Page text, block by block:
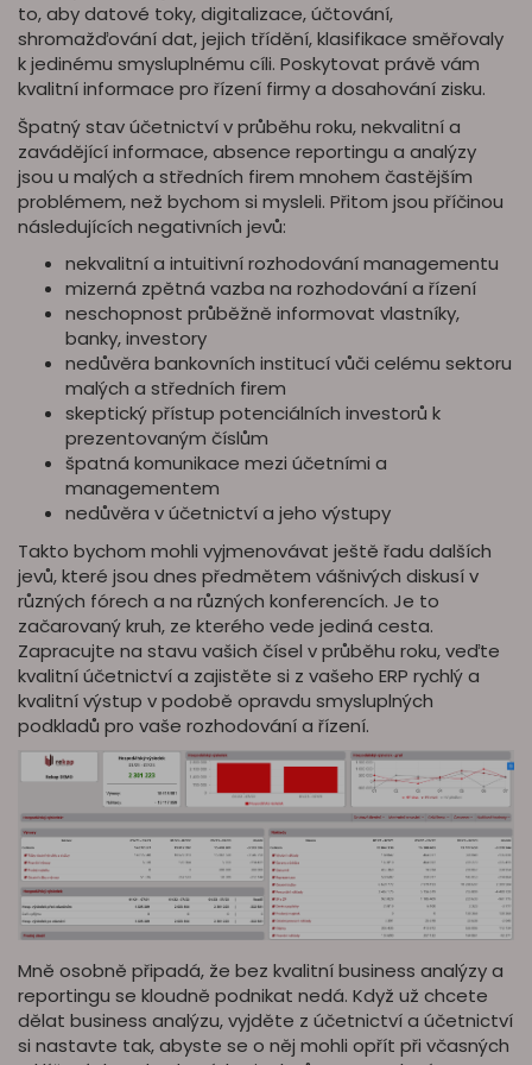
to, aby datové toky, digitalizace, účtování,
shromažďování dat, jejich třídění, klasifikace směřovaly
k jedinému smysluplnému cíli. Poskytovat právě vám
kvalitní informace pro řízení firmy a dosahování zisku.
Špatný stav účetnictví v průběhu roku, nekvalitní a
zavádějící informace, absence reportingu a analýzy
jsou u malých a středních firem mnohem častějším
problémem, než bychom si mysleli. Přitom jsou příčinou
následujících negativních jevů:
nekvalitní a intuitivní rozhodování managementu
mizerná zpětná vazba na rozhodování a řízení
neschopnost průběžně informovat vlastníky,
banky, investory
nedůvěra bankovních institucí vůči celému sektoru
malých a středních firem
skeptický přístup potenciálních investorů k
prezentovaným číslům
špatná komunikace mezi účetními a
managementem
nedůvěra v účetnictví a jeho výstupy
Takto bychom mohli vyjmenovávat ještě řadu dalších
jevů, které jsou dnes předmětem vášnivých diskusí v
různých fórech a na různých konferencích. Je to
začarovaný kruh, ze kterého vede jediná cesta.
Zapracujte na stavu vašich čísel v průběhu roku, veďte
kvalitní účetnictví a zajistěte si z vašeho ERP rychlý a
kvalitní výstup v podobě opravdu smysluplných
podkladů pro vaše rozhodování a řízení.
Mně osobně připadá, že bez kvalitní business analýzy a
reportingu se kloudně podnikat nedá. Když už chcete
dělat business analýzu, vyjděte z účetnictví a účetnictví
si nastavte tak, abyste se o něj mohli opřít při včasných